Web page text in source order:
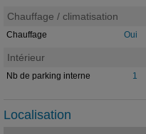
Chauffage / climatisation
Chauffage Oui
Intérieur
Nb de parking interne 1
Localisation